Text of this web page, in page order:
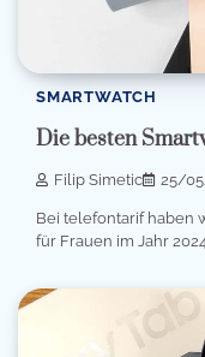
SMARTWATCH
Die besten
Filip Simetic 25/
Bei telefontarif haben
für Frauen im Jahr